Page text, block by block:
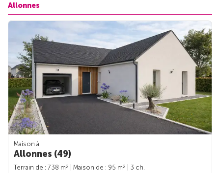
Allonnes
Maison à
Allonnes (49)
Terrain de : 738 m2 | Maison de : 95 m2
| 3 ch.